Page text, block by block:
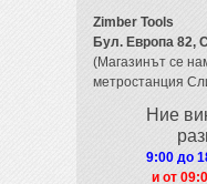
Zimber Tools
Бул. Европа 82,
(Магазинът се
метростанция
Ние
9:00 до
и от 09